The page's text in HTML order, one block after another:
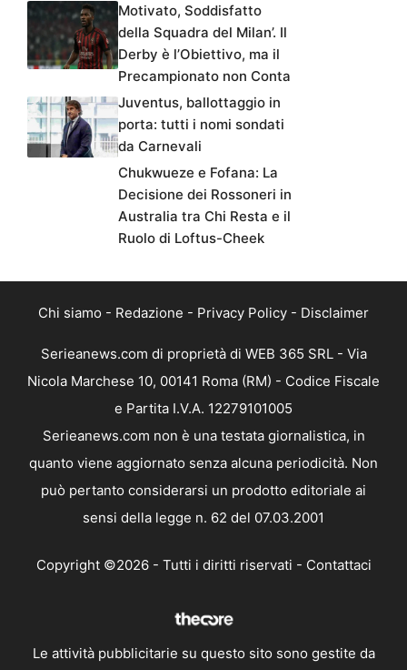
Motivato, Soddisfatto
della Squadra del Milan’. Il
Derby è l’Obiettivo, ma il
Precampionato non Conta
Juventus, ballottaggio in
porta: tutti i nomi sondati
da Carnevali
Chukwueze e Fofana: La
Decisione dei Rossoneri in
Australia tra Chi Resta e il
Ruolo di Loftus-Cheek
Chi siamo - Redazione - Privacy Policy - Disclaimer
Serieanews.com di proprietà di WEB 365 SRL - Via
Nicola Marchese 10, 00141 Roma (RM) - Codice Fiscale
e Partita I.V.A. 12279101005
Serieanews.com non è una testata giornalistica, in
quanto viene aggiornato senza alcuna periodicità. Non
può pertanto considerarsi un prodotto editoriale ai
sensi della legge n. 62 del 07.03.2001
Copyright ©2026 - Tutti i diritti riservati - Contattaci
Le attività pubblicitarie su questo sito sono gestite da